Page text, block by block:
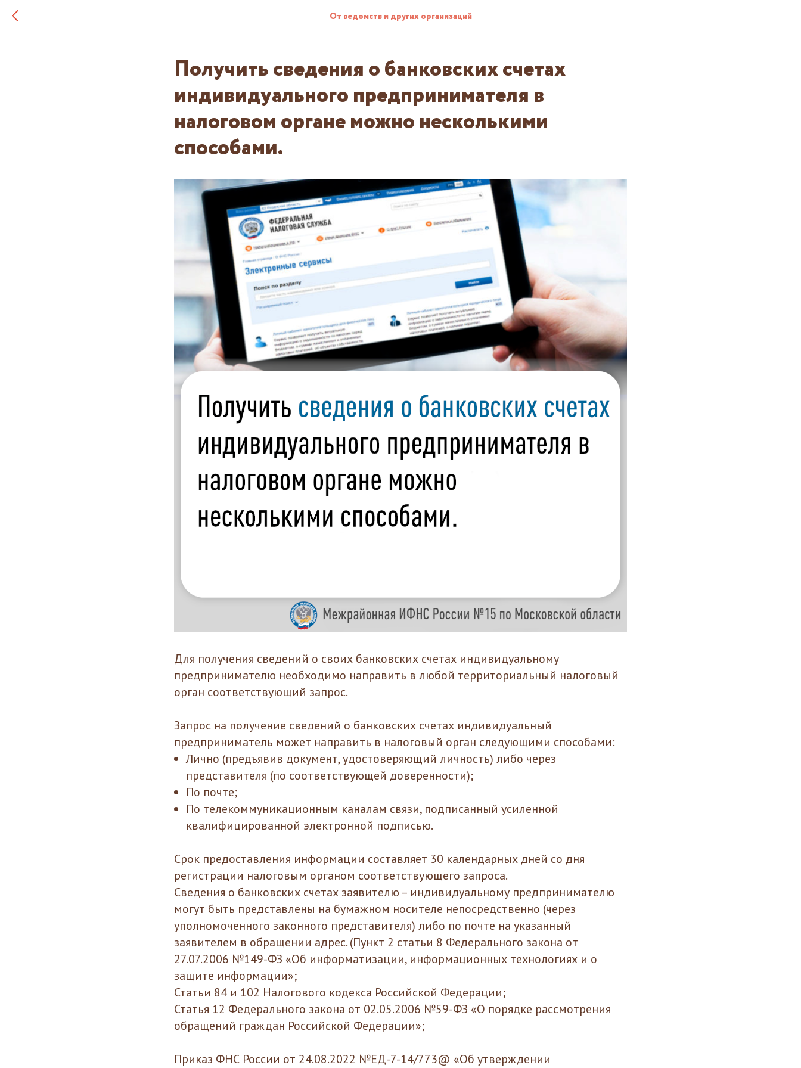
От ведомств и других организаций
Получить сведения о банковских счетах
индивидуального предпринимателя в
налоговом органе можно несколькими
способами.
Для получения сведений о своих банковских счетах индивидуальному
предпринимателю необходимо направить в любой территориальный налоговый
орган соответствующий запрос.
Запрос на получение сведений о банковских счетах индивидуальный
предприниматель может направить в налоговый орган следующими способами:
Лично (предъявив документ, удостоверяющий личность) либо через
представителя (по соответствующей доверенности);
По почте;
По телекоммуникационным каналам связи, подписанный усиленной
квалифицированной электронной подписью.
Срок предоставления информации составляет 30 календарных дней со дня
регистрации налоговым органом соответствующего запроса.
Сведения о банковских счетах заявителю – индивидуальному предпринимателю
могут быть представлены на бумажном носителе непосредственно (через
уполномоченного законного представителя) либо по почте на указанный
заявителем в обращении адрес. (Пункт 2 статьи 8 Федерального закона от
27.07.2006 №149-ФЗ «Об информатизации, информационных технологиях и о
защите информации»;
Статьи 84 и 102 Налогового кодекса Российской Федерации;
Статья 12 Федерального закона от 02.05.2006 №59-ФЗ «О порядке рассмотрения
обращений граждан Российской Федерации»;
Приказ ФНС России от 24.08.2022 №ЕД-7-14/773@ «Об утверждении